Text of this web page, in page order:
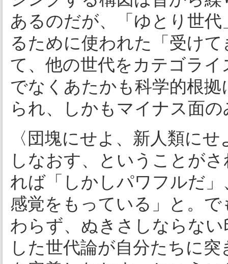
あるのだが、「ゆとり世
るために使われた「受け
て、他の世代をカテゴラ
でなくあたかも科学的根
られ、しかもマイナス面
〈団塊にせよ、新人類に
しなおす、ということが
れば「しかしパワフルだ
感覚をもっている」と。
わらず、ぬきさしならな
した世代論が自分たちに